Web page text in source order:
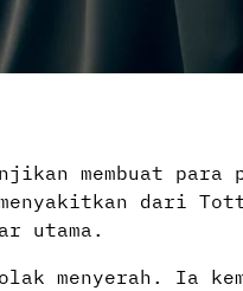
membuat para
dari
utama.
menyerah. Ia